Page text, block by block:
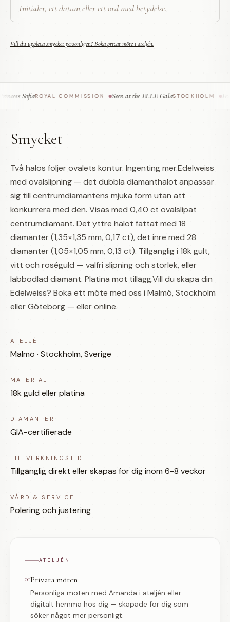
Vill du uppleva smycket personligen? Boka privat möte i ateljén.
SofiaROYAL COMMISSION· Seen at the ELLE GalaSTOCKHOLM ·
Smycket
Två halos följer ovalets kontur. Ingenting mer.Edelweiss
med ovalslipning — det dubbla diamanthalot anpassar
sig till centrumdiamantens mjuka form utan att
konkurrera med den. Visas med 0,40 ct ovalslipat
centrumdiamant. Det yttre halot fattat med 18
diamanter (1,35×1,35 mm, 0,17 ct), det inre med 28
diamanter (1,05×1,05 mm, 0,13 ct). Tillgänglig i 18k gult,
vitt och roséguld — valfri slipning och storlek, eller
labbodlad diamant. Platina mot tillägg.Vill du skapa din
Edelweiss? Boka ett möte med oss i Malmö, Stockholm
eller Göteborg — eller online.
ATELJÉ
Malmö · Stockholm, Sverige
MATERIAL
18k guld eller platina
DIAMANTER
GIA-certifierade
TILLVERKNINGSTID
Tillgänglig direkt eller skapas för dig inom 6-8 veckor
VÅRD & SERVICE
Polering och justering
ATELJÉN
01Privata möten
Personliga möten med Amanda i ateljén eller
digitalt hemma hos dig — skapade för dig som
söker något mer personligt.